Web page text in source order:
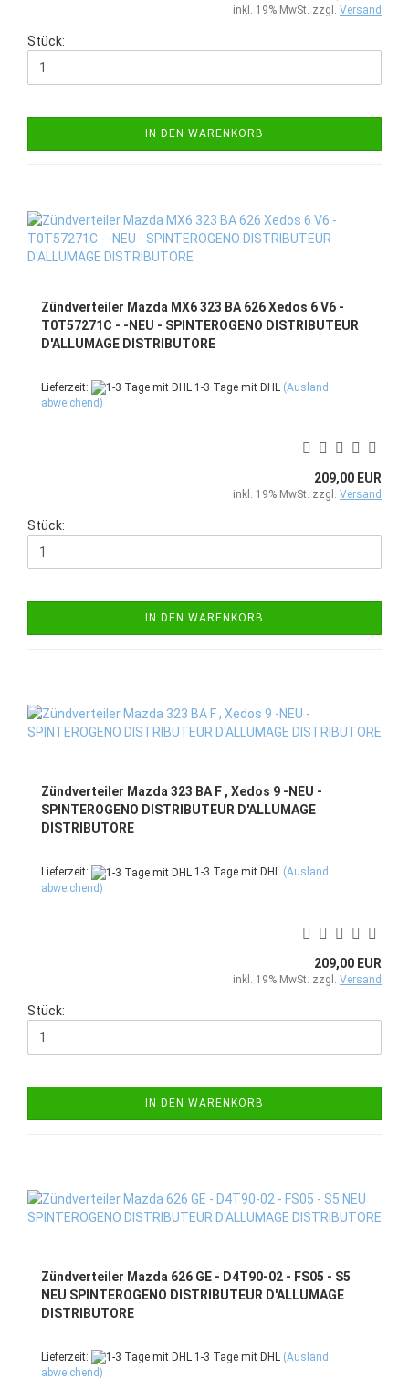
inkl. 19% MwSt. zzgl. Versand
Stück:
IN DEN WARENKORB
Zündverteiler Mazda MX6 323 BA 626 Xedos 6 V6 -
T0T57271C - -NEU - SPINTEROGENO DISTRIBUTEUR
D'ALLUMAGE DISTRIBUTORE
Lieferzeit: 1-3 Tage mit DHL (Ausland
abweichend)
209,00 EUR
inkl. 19% MwSt. zzgl. Versand
Stück:
IN DEN WARENKORB
Zündverteiler Mazda 323 BA F , Xedos 9 -NEU -
SPINTEROGENO DISTRIBUTEUR D'ALLUMAGE
DISTRIBUTORE
Lieferzeit: 1-3 Tage mit DHL (Ausland
abweichend)
209,00 EUR
inkl. 19% MwSt. zzgl. Versand
Stück:
IN DEN WARENKORB
Zündverteiler Mazda 626 GE - D4T90-02 - FS05 - S5
NEU SPINTEROGENO DISTRIBUTEUR D'ALLUMAGE
DISTRIBUTORE
Lieferzeit: 1-3 Tage mit DHL (Ausland
abweichend)